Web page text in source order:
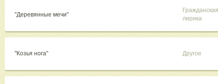
"Деревянные мечи"
Гражданская
лирика
"Козья нога" Другое